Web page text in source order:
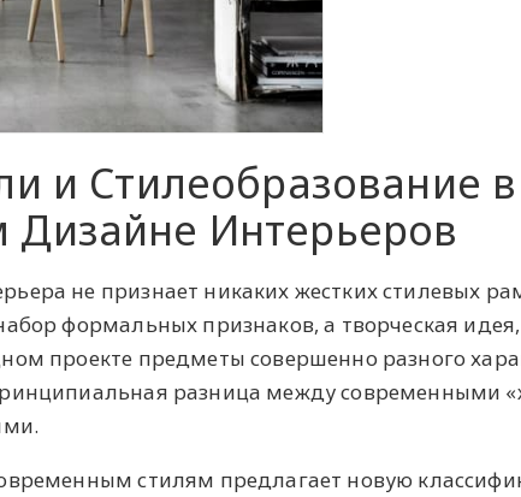
и Стилеобразование в
Интерьеров
не признает никаких жестких стилевых
формальных признаков, а творческая
проекте предметы совершенно разного
разница между современными
стилям предлагает новую